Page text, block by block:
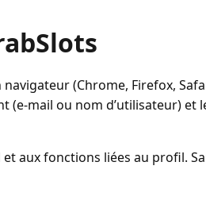
(Chrome, Firefox,
(e‑mail ou nom d’utilisateur) et
aux fonctions liées au profil.